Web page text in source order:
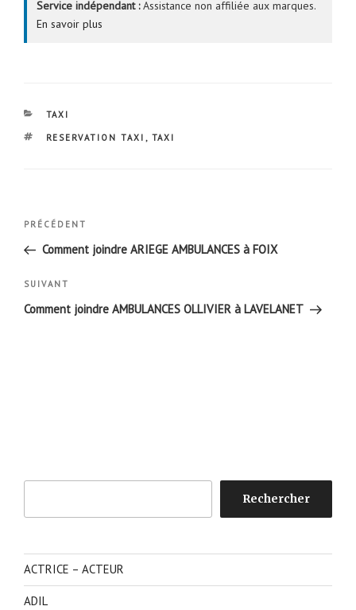
Service indépendant :Assistance non affiliée aux marques.
En savoir plus
CATÉGORIES
TAXI
ÉTIQUETTES
RESERVATION TAXI , TAXI
Navigation
l’article
Article
précédent
PRÉCÉDENT
Comment joindre ARIEGE AMBULANCES à FOIX
Article
suivant
SUIVANT
Comment joindre AMBULANCES OLLIVIER à LAVELANET
Rechercher
ACTRICE – ACTEUR
ADIL